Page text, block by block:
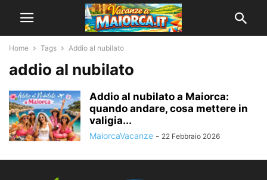
Home Tags Addio al nubilato
addio al nubilato
Addio al nubilato a Maiorca:
quando andare, cosa mettere in
valigia...
MaiorcaVacanze - 22 Febbraio 2026